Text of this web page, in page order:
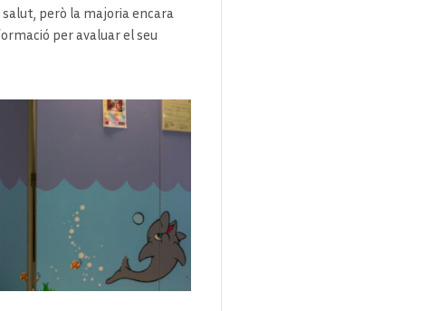
però la majoria encara
per avaluar el seu